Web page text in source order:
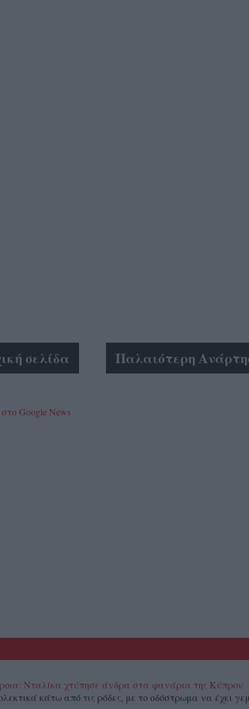
Παλαιότερη
σελίδα
Google News
Νταλίκα χτύπησε άνδρα στα φανάρια της Κύπρου
κάτω από τις ρόδες, με το οδόστρωμα να έχει